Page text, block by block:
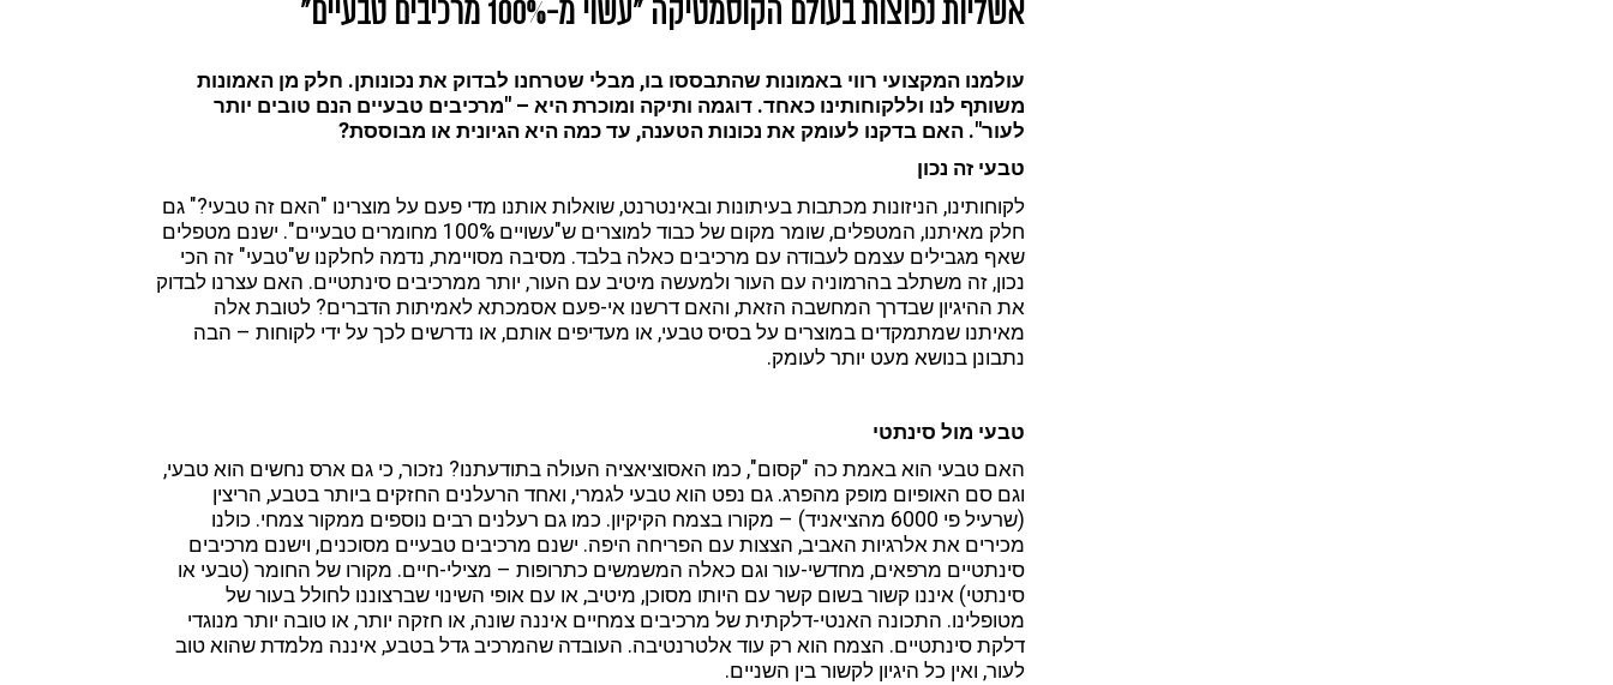
אשליות נפוצות בעולם הקוסמטיקה "עשוי מ-100% מרכיבים טבעיים"
עולמנו המקצועי רווי באמונות שהתבססו בו, מבלי שטרחנו לבדוק את נכונותן. חלק מן האמונות
משותף לנו וללקוחותינו כאחד. דוגמה ותיקה ומוכרת היא – "מרכיבים טבעיים הנם טובים יותר
לעור". האם בדקנו לעומק את נכונות הטענה, עד כמה היא הגיונית או מבוססת?
טבעי זה נכון
לקוחותינו, הניזונות מכתבות בעיתונות ובאינטרנט, שואלות אותנו מדי פעם על מוצרינו "האם זה טבעי?" גם
חלק מאיתנו, המטפלים, שומר מקום של כבוד למוצרים ש"עשויים 100% מחומרים טבעיים". ישנם מטפלים
שאף מגבילים עצמם לעבודה עם מרכיבים כאלה בלבד. מסיבה מסויימת, נדמה לחלקנו ש"טבעי" זה הכי
נכון, זה משתלב בהרמוניה עם העור ולמעשה מיטיב עם העור, יותר ממרכיבים סינתטיים. האם עצרנו לבדוק
את ההיגיון שבדרך המחשבה הזאת, והאם דרשנו אי-פעם אסמכתא לאמיתות הדברים? לטובת אלה
מאיתנו שמתמקדים במוצרים על בסיס טבעי, או מעדיפים אותם, או נדרשים לכך על ידי לקוחות – הבה
נתבונן בנושא מעט יותר לעומק.
טבעי מול סינתטי
האם טבעי הוא באמת כה "קסום", כמו האסוציאציה העולה בתודעתנו? נזכור, כי גם ארס נחשים הוא טבעי,
וגם סם האופיום מופק מהפרג. גם נפט הוא טבעי לגמרי, ואחד הרעלנים החזקים ביותר בטבע, הריצין
(שרעיל פי 6000 מהציאניד) – מקורו בצמח הקיקיון. כמו גם רעלנים רבים נוספים ממקור צמחי. כולנו
מכירים את אלרגיות האביב, הצצות עם הפריחה היפה. ישנם מרכיבים טבעיים מסוכנים, וישנם מרכיבים
סינתטיים מרפאים, מחדשי-עור וגם כאלה המשמשים כתרופות – מצילי-חיים. מקורו של החומר (טבעי או
סינתטי) איננו קשור בשום קשר עם היותו מסוכן, מיטיב, או עם אופי השינוי שברצוננו לחולל בעור של
מטופלינו. התכונה האנטי-דלקתית של מרכיבים צמחיים איננה שונה, או חזקה יותר, או טובה יותר מנוגדי
דלקת סינתטיים. הצמח הוא רק עוד אלטרנטיבה. העובדה שהמרכיב גדל בטבע, איננה מלמדת שהוא טוב
לעור, ואין כל היגיון לקשור בין השניים.